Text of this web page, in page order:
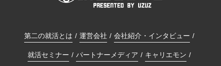
第二の就活とは 運営会社 会社紹介・インタビュー
就活セミナー パートナーメディア キャリエモン